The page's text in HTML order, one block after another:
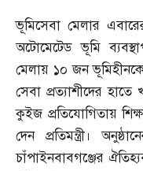
ভূমিসেবা মেলার
অটোমেটেড ভূমি
মেলায় ১০ জন
সেবা প্রত্যাশীদের
কুইজ প্রতিযোগিতায়
দেন প্রতিমন্ত্রী।
চাঁপাইনবাবগঞ্জের